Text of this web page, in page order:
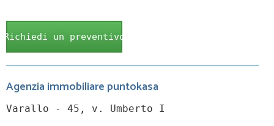
Richiedi un preventivo
Agenzia immobiliare puntokasa
Varallo - 45, v. Umberto I